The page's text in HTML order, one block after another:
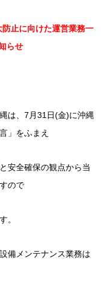
防止に向けた運営業務一
らせ
は、7月31日(金)に沖縄
」をふまえ
安全確保の観点から当
ので
。
備メンテナンス業務は